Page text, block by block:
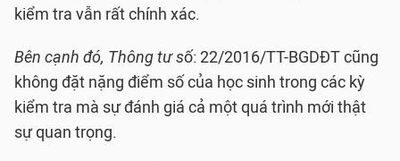
kiểm tra vẫn rất chính xác.
Bên cạnh đó, Thông tư số: 22/2016/TT-BGDĐT cũng
không đặt nặng điểm số của học sinh trong các kỳ
kiểm tra mà sự đánh giá cả một quá trình mới thật
sự quan trọng.